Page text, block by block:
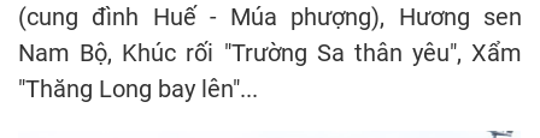
(cung đình Huế - Múa phượng), Hương sen
Nam Bộ, Khúc rối "Trường Sa thân yêu", Xẩm
"Thăng Long bay lên"...